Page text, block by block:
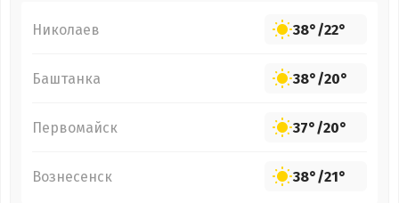
Николаев 38°/22°
Баштанка 38°/20°
Первомайск 37°/20°
Вознесенск 38°/21°